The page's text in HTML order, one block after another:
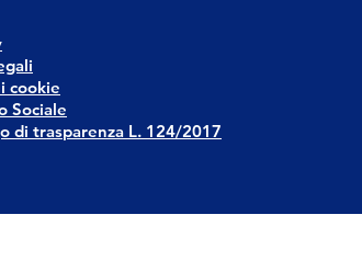
cookie
Sociale
di trasparenza L. 124/2017